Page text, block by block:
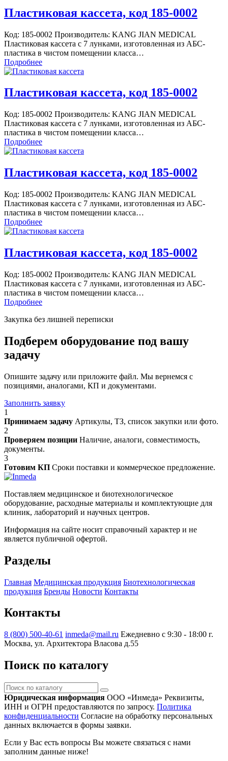
Пластиковая кассета, код 185-0002
Код: 185-0002 Производитель: KANG JIAN MEDICAL
Пластиковая кассета с 7 лунками, изготовленная из АБС-
пластика в чистом помещении класса…
Подробнее
Пластиковая кассета, код 185-0002
Код: 185-0002 Производитель: KANG JIAN MEDICAL
Пластиковая кассета с 7 лунками, изготовленная из АБС-
пластика в чистом помещении класса…
Подробнее
Пластиковая кассета, код 185-0002
Код: 185-0002 Производитель: KANG JIAN MEDICAL
Пластиковая кассета с 7 лунками, изготовленная из АБС-
пластика в чистом помещении класса…
Подробнее
Пластиковая кассета, код 185-0002
Код: 185-0002 Производитель: KANG JIAN MEDICAL
Пластиковая кассета с 7 лунками, изготовленная из АБС-
пластика в чистом помещении класса…
Подробнее
Закупка без лишней переписки
Подберем оборудование под вашу
задачу
Опишите задачу или приложите файл. Мы вернемся с
позициями, аналогами, КП и документами.
Заполнить заявку
1
Принимаем задачу Артикулы, ТЗ, список закупки или фото.
2
Проверяем позиции Наличие, аналоги, совместимость,
документы.
3
Готовим КП Сроки поставки и коммерческое предложение.
Поставляем медицинское и биотехнологическое
оборудование, расходные материалы и комплектующие для
клиник, лабораторий и научных центров.
Информация на сайте носит справочный характер и не
является публичной офертой.
Разделы
Главная Медицинская продукция Биотехнологическая
продукция Бренды Новости Контакты
Контакты
8 (800) 500-40-61 inmeda@mail.ru Ежедневно с 9:30 - 18:00 г.
Москва, ул. Архитектора Власова д.55
Поиск по каталогу
Поиск
по
каталогу
Юридическая информация ООО «Инмеда» Реквизиты,
ИНН и ОГРН предоставляются по запросу. Политика
конфиденциальности Согласие на обработку персональных
данных включается в формы заявки.
Если у Вас есть вопросы Вы можете связаться с нами
заполним данные ниже!